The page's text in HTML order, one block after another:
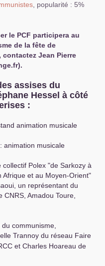
popularité : 5%
le PCF participera au
de la fête de
contactez Jean Pierre
assises du
Hessel à côté
:
animation musicale
animation musicale
Polex "de Sarkozy à
Afrique et au Moyen-Orient"
un représentant du
CNRS , Amadou Toure,
communisme,
Trannoy du réseau Faire
et Charles Hoareau de